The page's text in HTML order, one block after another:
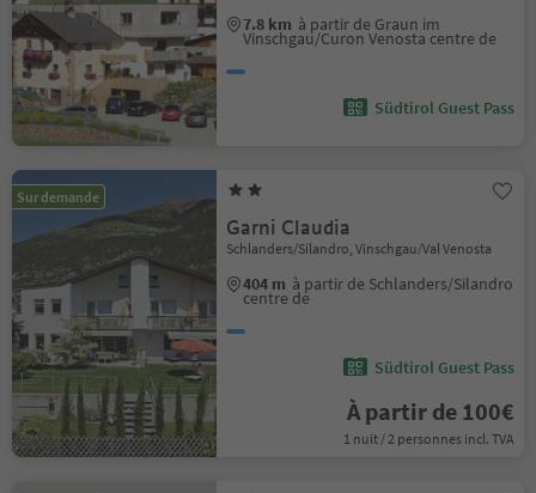
7.8 km à partir de Graun im
Vinschgau/Curon Venosta centre de
Südtirol Guest Pass
Sur demande
Garni Claudia
Schlanders/Silandro, Vinschgau/Val Venosta
404 m à partir de Schlanders/Silandro
centre de
Südtirol Guest Pass
À partir de 100€
1 nuit / 2 personnes incl. TVA